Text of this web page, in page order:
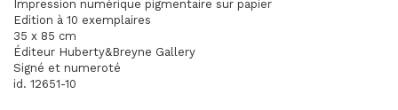
Impression numérique pigmentaire sur papier
Edition à 10 exemplaires
35 x 85 cm
Éditeur Huberty&Breyne Gallery
Signé et numeroté
id. 12651-10